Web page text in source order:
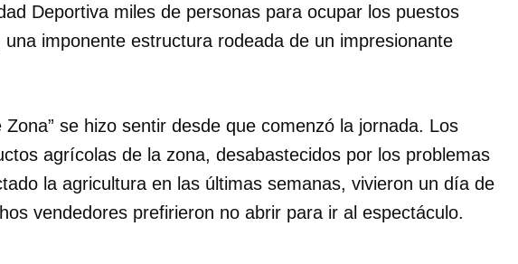
Deportiva miles de personas para ocupar los puestos
imponente estructura rodeada de un impresionante
Zona” se hizo sentir desde que comenzó la jornada. Los
agrícolas de la zona, desabastecidos por los problemas
la agricultura en las últimas semanas, vivieron un día de
vendedores prefirieron no abrir para ir al espectáculo.